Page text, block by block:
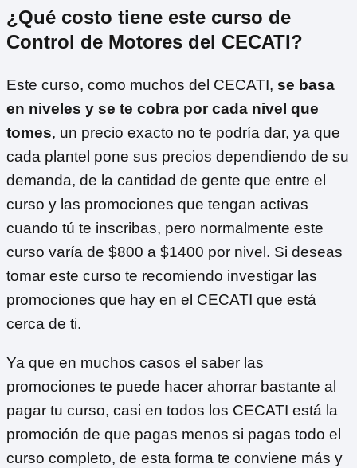
¿Qué costo tiene este curso de
Control de Motores del CECATI?
Este curso, como muchos del CECATI, se basa
en niveles y se te cobra por cada nivel que
tomes, un precio exacto no te podría dar, ya que
cada plantel pone sus precios dependiendo de su
demanda, de la cantidad de gente que entre el
curso y las promociones que tengan activas
cuando tú te inscribas, pero normalmente este
curso varía de $800 a $1400 por nivel. Si deseas
tomar este curso te recomiendo investigar las
promociones que hay en el CECATI que está
cerca de ti.
Ya que en muchos casos el saber las
promociones te puede hacer ahorrar bastante al
pagar tu curso, casi en todos los CECATI está la
promoción de que pagas menos si pagas todo el
curso completo, de esta forma te conviene más y